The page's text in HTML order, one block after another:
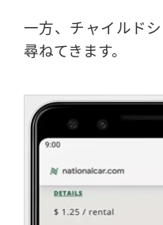
一方、チャイルド
尋ねてきます。